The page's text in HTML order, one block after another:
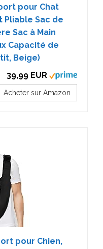
pour Chat
Pliable Sac de
Sac à Main
Capacité de
Beige)
39,99 EUR
Acheter sur Amazon
pour Chien,